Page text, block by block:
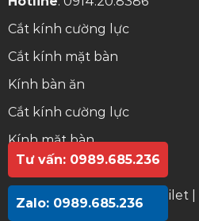
Cắt kính cường lực
Cắt kính mặt bàn
Kính bàn ăn
Cắt kính cường lực
Kính mặt bàn
Kính bàn ăn
Gương lavabo|Gương toilet|
Tư vấn: 0989.685.236
Zalo: 0989.685.236